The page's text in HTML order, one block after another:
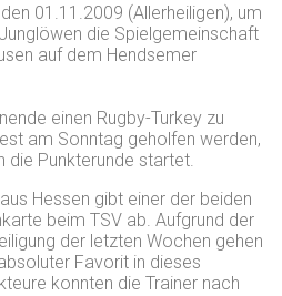
01.11.2009 (Allerheiligen), um
die Spielgemeinschaft
auf dem Hendsemer
einen Rugby-Turkey zu
am Sonntag geholfen werden,
die Punkterunde startet.
Hessen gibt einer der beiden
beim TSV ab. Aufgrund der
der letzten Wochen gehen
Favorit in dieses
konnten die Trainer nach